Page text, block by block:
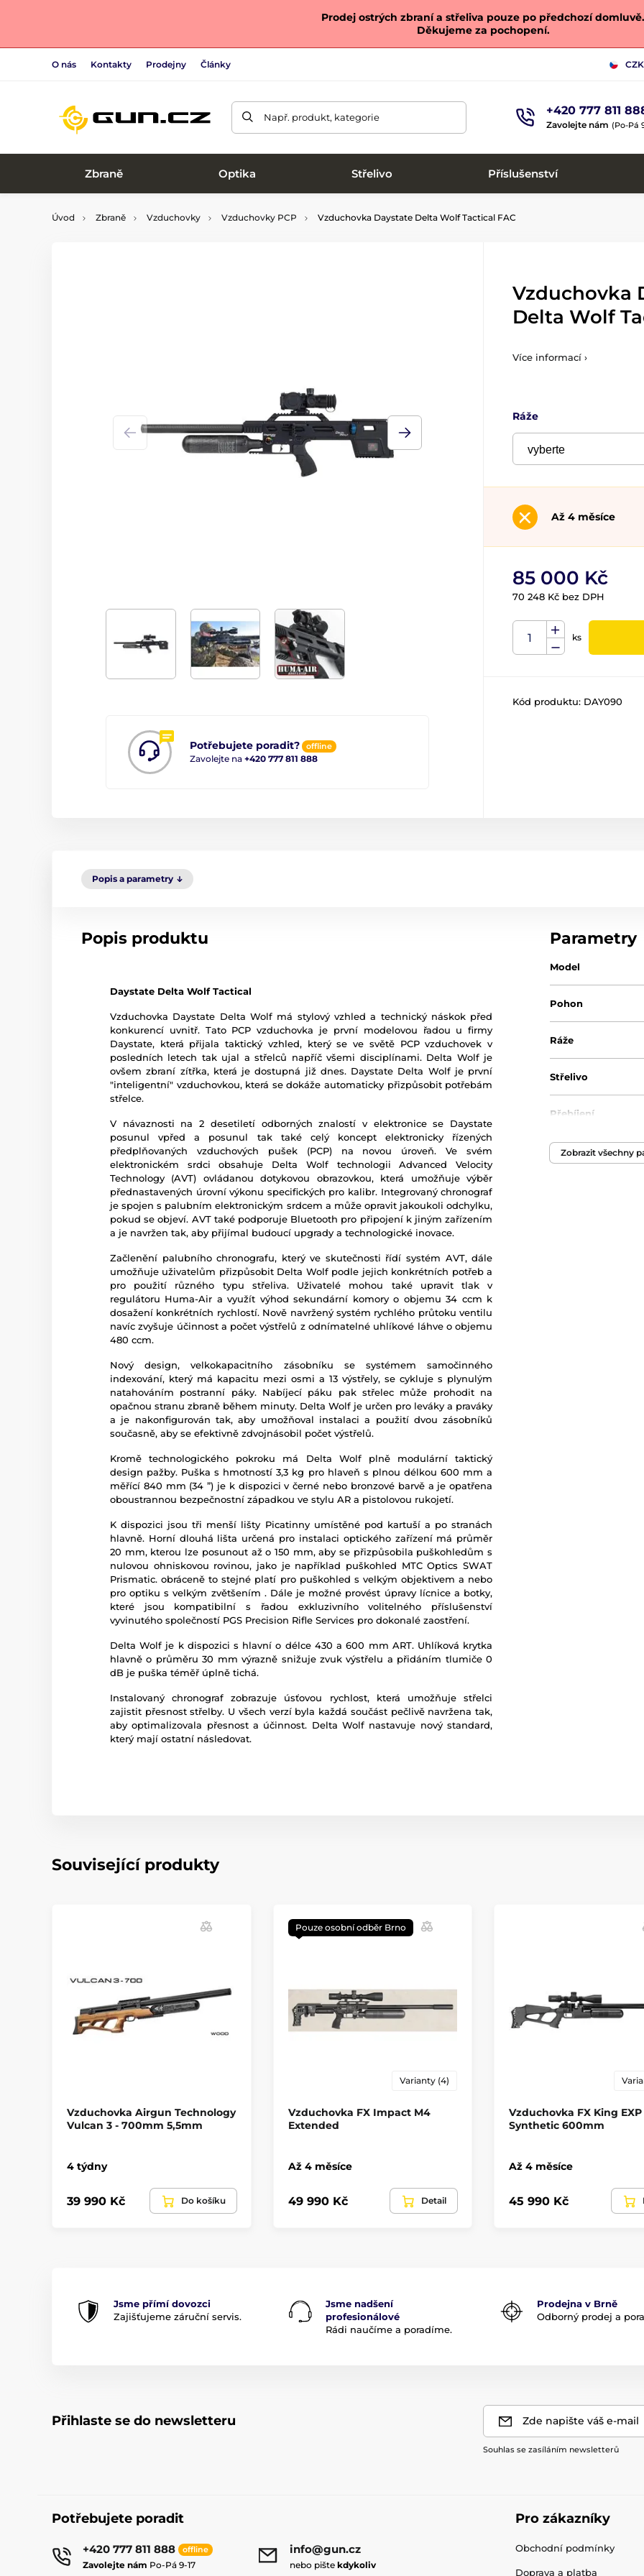
Prodej ostrých zbraní a střeliva pouze po předchozí domluvě.
Děkujeme za pochopení.
O nás Kontakty Prodejny Články CZK
Např. produkt, kategorie +420 777 811
Zavolejte nám (Po-Pá
Zbraně Optika Střelivo Příslušenství
Úvod Zbraně Vzduchovky Vzduchovky PCP Vzduchovka Daystate Delta Wolf Tactical FAC
Potřebujete poradit? offline
Zavolejte na +420 777 811 888
Vzduchovka
Delta Wolf
Více informací ›
Ráže
Až 4 měsíce
85 000 Kč
70 248 Kč bez DPH
ks
Kód produktu: DAY090
Popis a parametry
Popis produktu
Daystate Delta Wolf Tactical
Vzduchovka Daystate Delta Wolf má stylový vzhled a technický náskok před
konkurencí uvnitř. Tato PCP vzduchovka je první modelovou řadou u firmy
Daystate, která přijala taktický vzhled, který se ve světě PCP vzduchovek v
posledních letech tak ujal a střelců napříč všemi disciplínami. Delta Wolf je
ovšem zbraní zítřka, která je dostupná již dnes. Daystate Delta Wolf je první
"inteligentní" vzduchovkou, která se dokáže automaticky přizpůsobit potřebám
střelce.
V návaznosti na 2 desetiletí odborných znalostí v elektronice se Daystate
posunul vpřed a posunul tak také celý koncept elektronicky řízených
předplňovaných vzduchových pušek (PCP) na novou úroveň. Ve svém
elektronickém srdci obsahuje Delta Wolf technologii Advanced Velocity
Technology (AVT) ovládanou dotykovou obrazovkou, která umožňuje výběr
přednastavených úrovní výkonu specifických pro kalibr. Integrovaný chronograf
je spojen s palubním elektronickým srdcem a může opravit jakoukoli odchylku,
pokud se objeví. AVT také podporuje Bluetooth pro připojení k jiným zařízením
a je navržen tak, aby přijímal budoucí upgrady a technologické inovace.
Začlenění palubního chronografu, který ve skutečnosti řídí systém AVT, dále
umožňuje uživatelům přizpůsobit Delta Wolf podle jejich konkrétních potřeb a
pro použití různého typu střeliva. Uživatelé mohou také upravit tlak v
regulátoru Huma-Air a využít výhod sekundární komory o objemu 34 ccm k
dosažení konkrétních rychlostí. Nově navržený systém rychlého průtoku ventilu
navíc zvyšuje účinnost a počet výstřelů z odnímatelné uhlíkové láhve o objemu
480 ccm.
Nový design, velkokapacitního zásobníku se systémem samočinného
indexování, který má kapacitu mezi osmi a 13 výstřely, se cykluje s plynulým
natahováním postranní páky. Nabíjecí páku pak střelec může prohodit na
opačnou stranu zbraně během minuty. Delta Wolf je určen pro leváky a praváky
a je nakonfigurován tak, aby umožňoval instalaci a použití dvou zásobníků
současně, aby se efektivně zdvojnásobil počet výstřelů.
Kromě technologického pokroku má Delta Wolf plně modulární taktický
design pažby. Puška s hmotností 3,3 kg pro hlaveň s plnou délkou 600 mm a
měřící 840 mm (34 ”) je k dispozici v černé nebo bronzové barvě a je opatřena
oboustrannou bezpečnostní západkou ve stylu AR a pistolovou rukojetí.
K dispozici jsou tři menší lišty Picatinny umístěné pod kartuší a po stranách
hlavně. Horní dlouhá lišta určená pro instalaci optického zařízení má průměr
20 mm, kterou lze posunout až o 150 mm, aby se přizpůsobila puškohledům s
nulovou ohniskovou rovinou, jako je například puškohled MTC Optics SWAT
Prismatic. obráceně to stejné platí pro puškohled s velkým objektivem a nebo
pro optiku s velkým zvětšením . Dále je možné provést úpravy lícnice a botky,
které jsou kompatibilní s řadou exkluzivního volitelného příslušenství
vyvinutého společností PGS Precision Rifle Services pro dokonalé zaostření.
Delta Wolf je k dispozici s hlavní o délce 430 a 600 mm ART. Uhlíková krytka
hlavně o průměru 30 mm výrazně snižuje zvuk výstřelu a přidáním tlumiče 0
dB je puška téměř úplně tichá.
Instalovaný chronograf zobrazuje úsťovou rychlost, která umožňuje střelci
zajistit přesnost střelby. U všech verzí byla každá součást pečlivě navržena tak,
aby optimalizovala přesnost a účinnost. Delta Wolf nastavuje nový standard,
který mají ostatní následovat.
Parametry
Model
Pohon
Ráže
Střelivo
Přebíjení
Délka
Zobrazit všechny
Související produkty
Vzduchovka Airgun Technology
Vulcan 3 - 700mm 5,5mm
4 týdny
39 990 Kč Do košíku
Pouze osobní odběr Brno
Varianty (4)
Vzduchovka FX Impact M4
Extended
Až 4 měsíce
49 990 Kč Detail
Vzduchovka FX King EXP
Synthetic 600mm
Až 4 měsíce
45 990 Kč
Jsme přímí dovozci
Zajišťujeme záruční servis.
Jsme nadšení
profesionálové
Rádi naučíme a poradíme.
Prodejna v Brně
Odborný prodej a
Přihlaste se do newsletteru Zde napište váš e-mail
Souhlas se zasíláním newsletterů
Potřebujete poradit
+420 777 811 888 offline
Zavolejte nám Po-Pá 9-17
info@gun.cz
nebo pište kdykoliv
Pro zákazníky
Obchodní podmínky
Doprava a platba